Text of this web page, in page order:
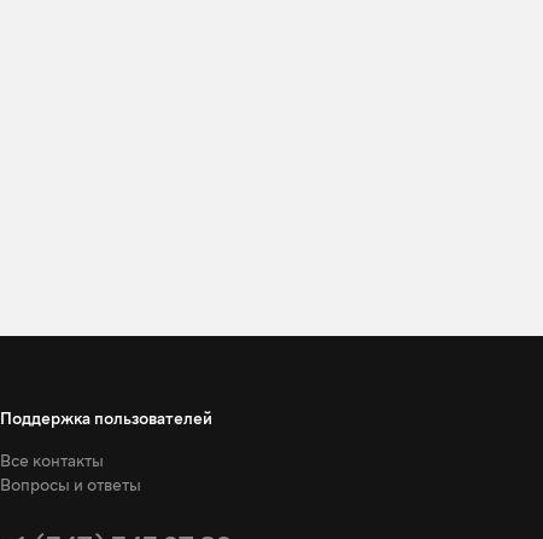
Поддержка пользователей
Все контакты
Вопросы и ответы